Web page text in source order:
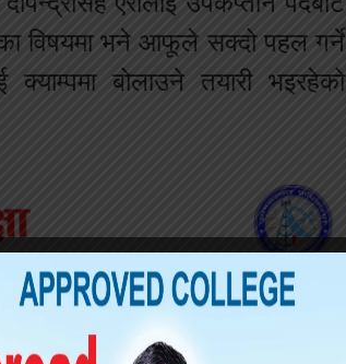
विषयमा भने आफूले सक्दो पहल गर्ने
बोलाउने तयारी भइरहेको